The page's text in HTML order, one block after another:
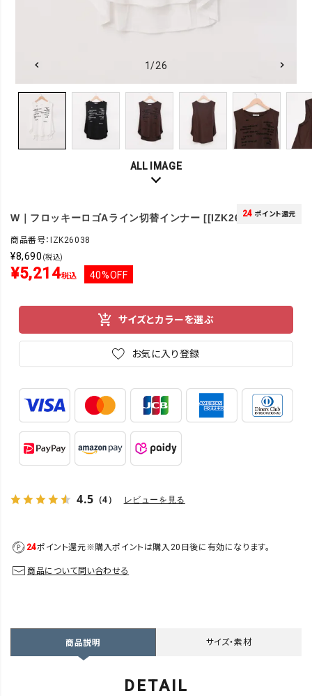
1/26
ALL IMAGE
W｜フロッキーロゴAライン切替インナー [[IZK26038]][F]
24 ポイント還元
商品番号：IZK26038
¥8,690 (税込)
¥5,214税込 40%OFF
サイズとカラーを選ぶ
お気に入り登録
4.5 （4） レビューを見る
24ポイント還元※購入ポイントは購入20日後に有効になります。
商品について問い合わせる
商品説明 サイズ・素材
DETAIL